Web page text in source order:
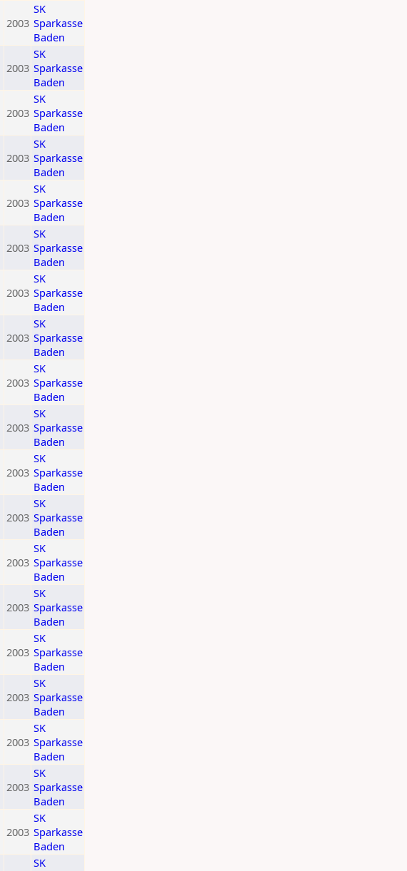
2003
SK
Sparkasse
Baden
2003
SK
Sparkasse
Baden
2003
SK
Sparkasse
Baden
2003
SK
Sparkasse
Baden
2003
SK
Sparkasse
Baden
2003
SK
Sparkasse
Baden
2003
SK
Sparkasse
Baden
2003
SK
Sparkasse
Baden
2003
SK
Sparkasse
Baden
2003
SK
Sparkasse
Baden
2003
SK
Sparkasse
Baden
2003
SK
Sparkasse
Baden
2003
SK
Sparkasse
Baden
2003
SK
Sparkasse
Baden
2003
SK
Sparkasse
Baden
2003
SK
Sparkasse
Baden
2003
SK
Sparkasse
Baden
2003
SK
Sparkasse
Baden
2003
SK
Sparkasse
Baden
SK